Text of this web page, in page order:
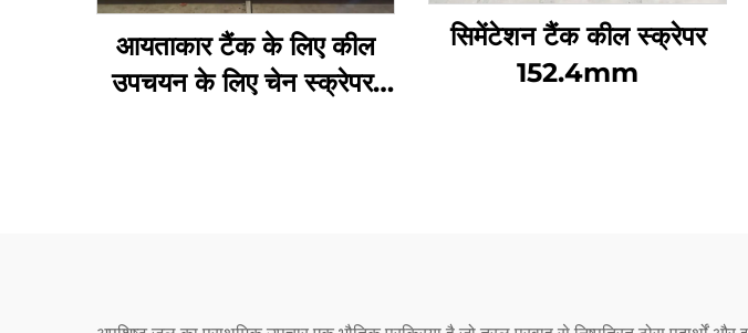
आयताकार टैंक के लिए कील
उपचयन के लिए चेन स्क्रेपर,
सिमेंटेशन टैंक कील स्क्रेपर
152.4mm